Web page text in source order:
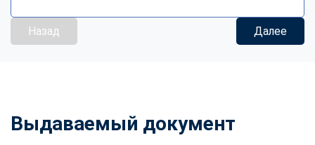
Назад Далее
Выдаваемый документ